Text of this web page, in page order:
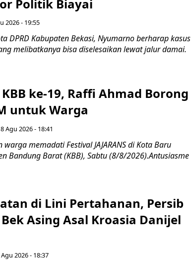
Politik Biayai
2026 - 19:55
DPRD Kabupaten Bekasi, Nyumarno berharap kasus
melibatkanya bisa diselesaikan lewat jalur damai.
ke-19, Raffi Ahmad Borong
untuk Warga
Agu 2026 - 18:41
warga memadati Festival JAJARANS di Kota Baru
Bandung Barat (KBB), Sabtu (8/8/2026).Antusiasme
di Lini Pertahanan, Persib
Asing Asal Kroasia Danijel
2026 - 18:37